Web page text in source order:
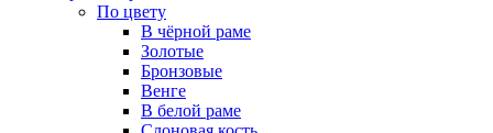
По цвету
В чёрной раме
Золотые
Бронзовые
Венге
В белой раме